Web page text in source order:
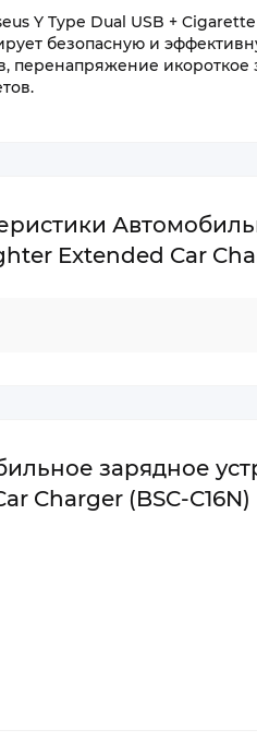
Y Type Dual USB +
безопасную и
перенапряжение икороткое
Extended Car
зарядное
Charger (BSC-C16N)